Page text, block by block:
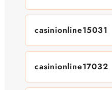
casinionline15031
casinionline17032